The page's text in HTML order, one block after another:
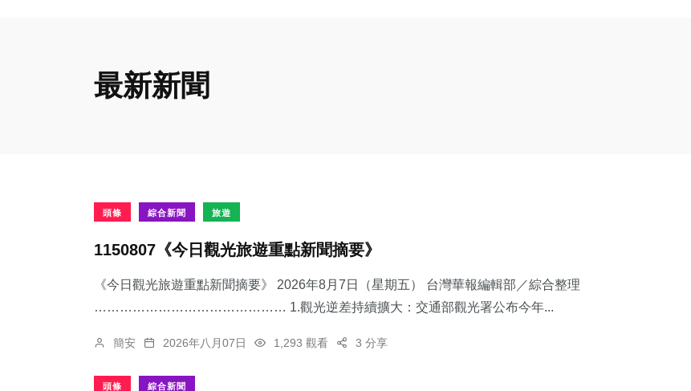
最新新聞
頭條 綜合新聞 旅遊
1150807《今日觀光旅遊重點新聞摘要》
《今日觀光旅遊重點新聞摘要》 2026年8月7日（星期五） 台灣華報編輯部／綜合整理
……………………………………… 1.觀光逆差持續擴大：交通部觀光署公布今年...
簡安 2026年八月07日 1,293 觀看 3 分享
頭條 綜合新聞